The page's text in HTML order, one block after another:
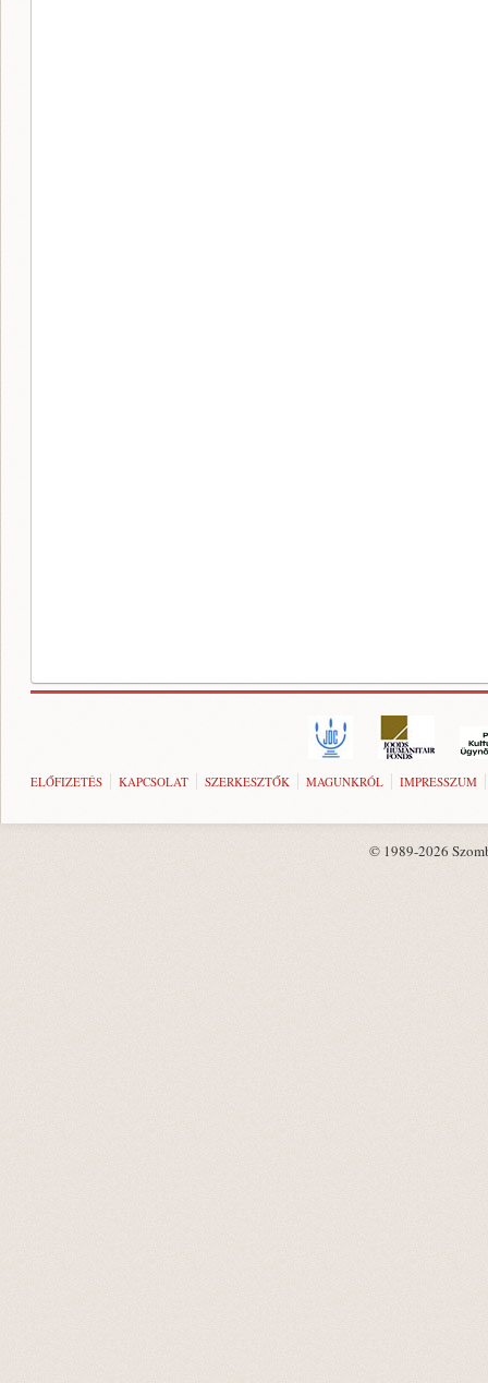
ELŐFIZETÉS KAPCSOLAT SZERKESZTŐK MAGUNKRÓL IMPRESSZUM
© 1989-2026